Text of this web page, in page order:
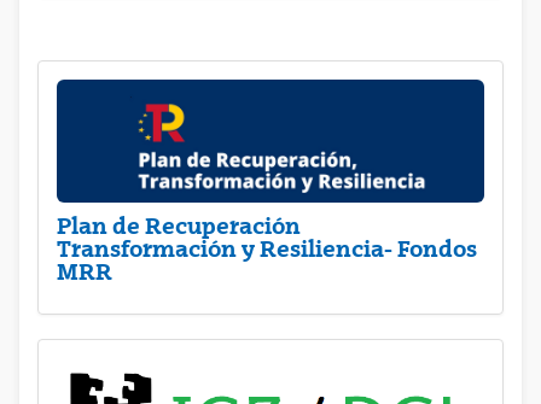
Plan de Recuperación
Transformación y Resiliencia- Fondos
MRR